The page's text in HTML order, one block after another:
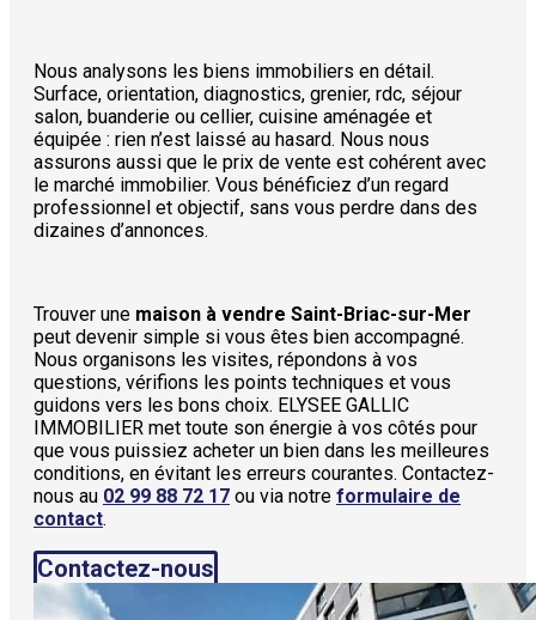
Nous analysons les biens immobiliers en détail.
Surface, orientation, diagnostics, grenier, rdc, séjour
salon, buanderie ou cellier, cuisine aménagée et
équipée : rien n’est laissé au hasard. Nous nous
assurons aussi que le prix de vente est cohérent avec
le marché immobilier. Vous bénéficiez d’un regard
professionnel et objectif, sans vous perdre dans des
dizaines d’annonces.
Trouver une maison à vendre Saint-Briac-sur-Mer
peut devenir simple si vous êtes bien accompagné.
Nous organisons les visites, répondons à vos
questions, vérifions les points techniques et vous
guidons vers les bons choix. ELYSEE GALLIC
IMMOBILIER met toute son énergie à vos côtés pour
que vous puissiez acheter un bien dans les meilleures
conditions, en évitant les erreurs courantes. Contactez-
nous au 02 99 88 72 17 ou via notre formulaire de
contact.
Contactez-nous